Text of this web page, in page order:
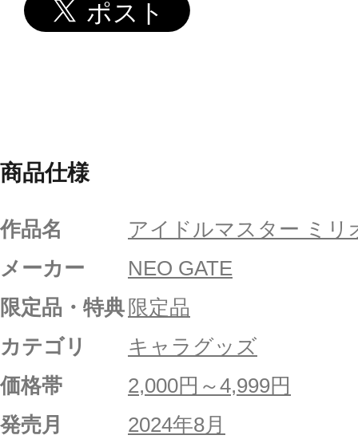
商品仕様
作品名
アイドルマスター ミリ
メーカー
NEO GATE
限定品・特典 限定品
カテゴリ
キャラグッズ
価格帯
2,000円～4,999円
発売月
2024年8月